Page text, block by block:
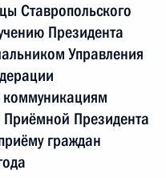
Ставропольского
Президента
Управления
Президента
граждан